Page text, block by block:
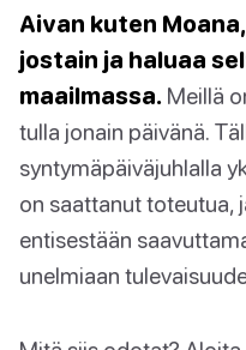
Aivan kuten
jostain ja haluaa
maailmassa. Meillä
tulla jonain päivänä.
syntymäpäiväjuhlalla
on saattanut toteutua,
entisestään
unelmiaan